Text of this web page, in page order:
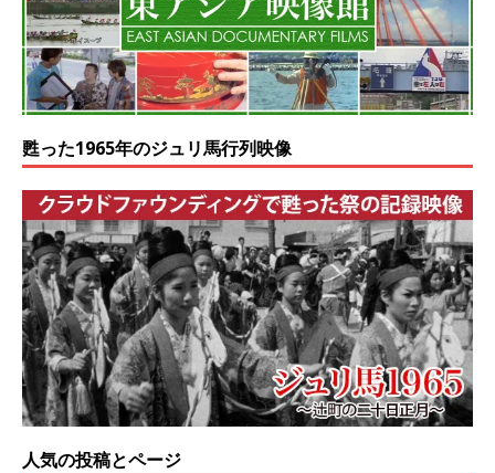
甦った1965年のジュリ馬行列映像
人気の投稿とページ